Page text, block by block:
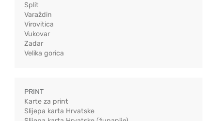
Split
Varaždin
Virovitica
Vukovar
Zadar
Velika gorica
PRINT
Karte za print
Slijepa karta Hrvatske